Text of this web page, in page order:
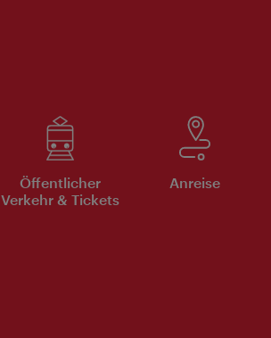
Öffentlicher
Verkehr & Tickets
Anreise